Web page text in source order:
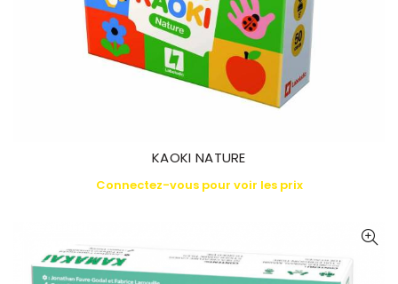
KAOKI NATURE
Connectez-vous pour voir les prix